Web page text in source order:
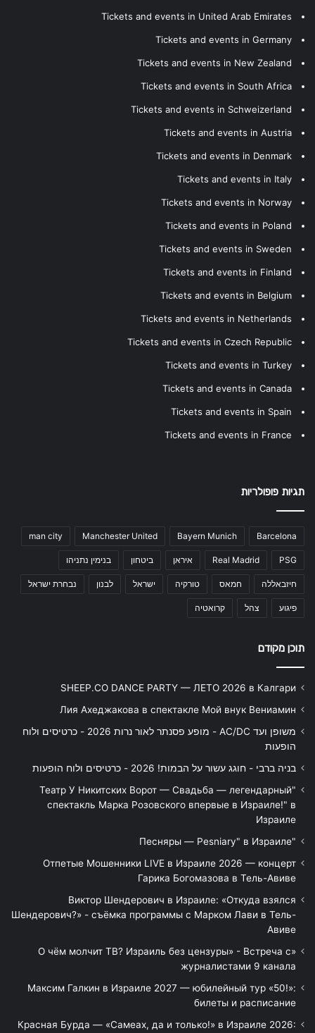
Tickets and events in United Arab Emirates
Tickets and events in Germany
Tickets and events in New Zealand
Tickets and events in South Africa
Tickets and events in Schweizerland
Tickets and events in Austria
Tickets and events in Denmark
Tickets and events in Italy
Tickets and events in Norway
Tickets and events in Poland
Tickets and events in Sweden
Tickets and events in Finland
Tickets and events in Belgium
Tickets and events in Netherlands
Tickets and events in Czech Republic
Tickets and events in Turkey
Tickets and events in Canada
Tickets and events in Spain
Tickets and events in France
תגיות פופולריות
Barcelona
Bayern Munich
Manchester United
man city
PSG
Real Madrid איראן ביטחון בנימין נתניהו
חיזבאללה חמאס טורקיה ישראל לבנון נבחרת ישראל
פיגוע צהל קרואטיה
תוכן מקודם
SHEEP.CO DANCE PARTY — ЛЕТО 2026 в Калгари
Лия Ахеджакова в спектакле Мой внук Вениамин
משופן ועד AC/DC - מופע פסנתר לאור נרות 2026 - כרטיסים ולוח
הופעות
בניה ברבי - חוגג עשור על הבמות! 2026 - כרטיסים ולוח הופעות
"Театр У Никитских Ворот — Свадьба — легендарный
спектакль Марка Розовского впервые в Израиле!" в
Израиле
"Песняры — Pesniary" в Израиле
Отпетые Мошенники LIVE в Израиле 2026 — концерт
Гарика Богомазова в Тель-Авиве
Виктор Шендерович в Израиле: «Откуда взялся
Шендерович?» - съёмка программы с Марком Лави в Тель-
Авиве
«О чём молчит ТВ? Израиль без цензуры» - Встреча с
журналистами 9 канала
Максим Галкин в Израиле 2027 — юбилейный тур «50!»:
билеты и расписание
Красная Бурда — «Самеах, да и только!» в Израиле 2026: